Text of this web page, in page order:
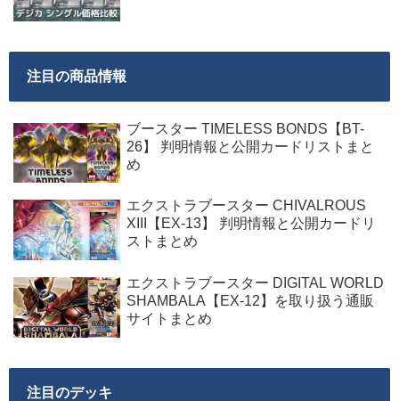
注目の商品情報
ブースター TIMELESS BONDS【BT-
26】 判明情報と公開カードリストまと
め
エクストラブースター CHIVALROUS
XIII【EX-13】 判明情報と公開カードリ
ストまとめ
エクストラブースター DIGITAL WORLD
SHAMBALA【EX-12】を取り扱う通販
サイトまとめ
注目のデッキ